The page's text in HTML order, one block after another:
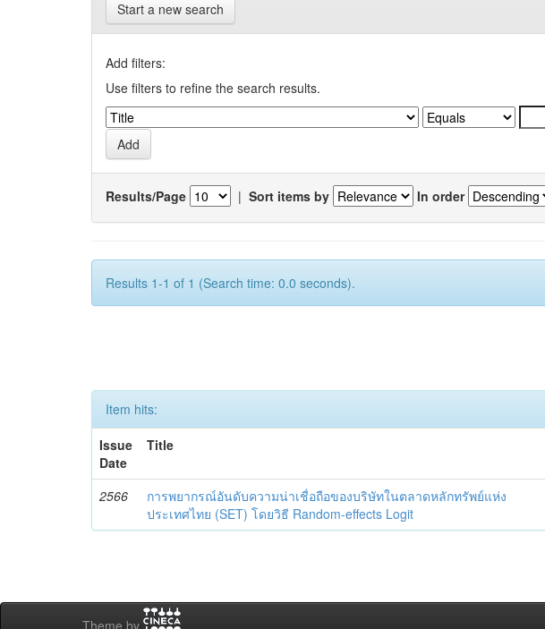
Start a new search
Add filters:
Use filters to refine the search results.
Results/Page | Sort items by In order
Results 1-1 of 1 (Search time: 0.0 seconds).
Item hits:
Issue
Date
Title
2566
การพยากรณ์อันดับความน่าเชื่อถือของบริษัทในตลาดหลักทรัพย์แห่ง
ประเทศไทย (SET) โดยวิธี Random-effects Logit